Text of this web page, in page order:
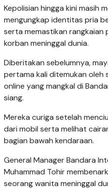
Kepolisian hingga kini masih
mengungkap identitas pria
serta memastikan rangkaian
korban meninggal dunia.
Diberitakan sebelumnya,
pertama kali ditemukan oleh
online yang mangkal di
siang.
Mereka curiga setelah
dari mobil serta melihat
bagian bawah kendaraan.
General Manager Bandara
Muhammad Tohir
seorang wanita meninggal